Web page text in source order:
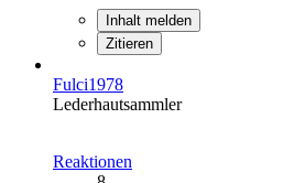
Inhalt melden
Zitieren
Fulci1978
Lederhautsammler
Reaktionen